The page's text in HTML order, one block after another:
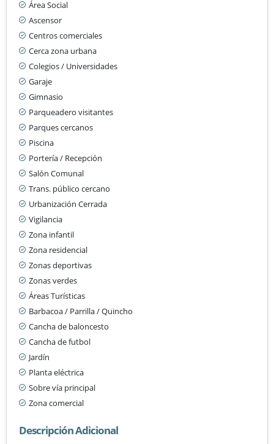
Área Social
Ascensor
Centros comerciales
Cerca zona urbana
Colegios / Universidades
Garaje
Gimnasio
Parqueadero visitantes
Parques cercanos
Piscina
Portería / Recepción
Salón Comunal
Trans. público cercano
Urbanización Cerrada
Vigilancia
Zona infantil
Zona residencial
Zonas deportivas
Zonas verdes
Áreas Turísticas
Barbacoa / Parrilla / Quincho
Cancha de baloncesto
Cancha de futbol
Jardín
Planta eléctrica
Sobre vía principal
Zona comercial
Descripción Adicional